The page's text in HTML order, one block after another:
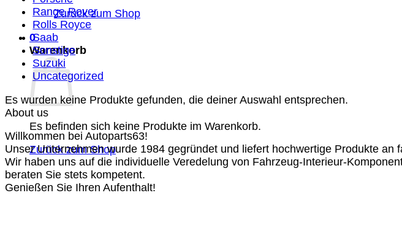
Zurück zum Shop
0
Warenkorb
Es befinden sich keine Produkte im Warenkorb.
Zurück zum Shop
Range Rover
Rolls Royce
Saab
Sonstige
Suzuki
Uncategorized
Es wurden keine Produkte gefunden, die deiner Auswahl entsprechen.
About us
Willkommen bei Autoparts63!
Unser Unternehmen wurde 1984 gegründet und liefert hochwertige Produkte an
Wir haben uns auf die individuelle Veredelung von Fahrzeug-Interieur-
beraten Sie stets kompetent.
Genießen Sie Ihren Aufenthalt!